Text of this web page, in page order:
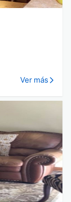
Ver más